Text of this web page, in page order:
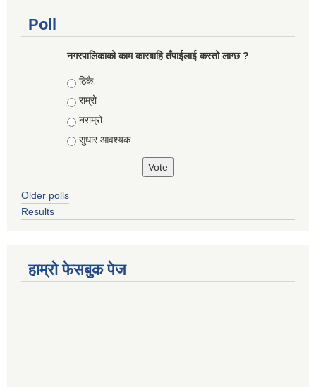
Poll
नगरपालिकाको काम कारबाहि तँपाईलाई कस्तो लाग्छ ?
Choices
ठिकै
राम्रो
नराम्रो
सुधार आवश्यक
Older polls
Results
हाम्रो फेसबुक पेज